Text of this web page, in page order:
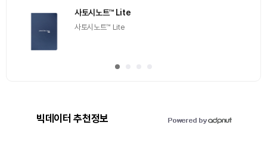
[Episode 12] IXO™2024 참여하고, 2억원 상당 에어
드랍 받자!
빅데이터 추천정보